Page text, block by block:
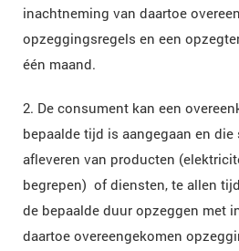
inachtneming van daartoe
opzeggingsregels en een
één maand.
2. De consument kan een
bepaalde tijd is aangegaan en
afleveren van producten
begrepen) of diensten, te allen
de bepaalde duur opzeggen met
daartoe overeengekomen